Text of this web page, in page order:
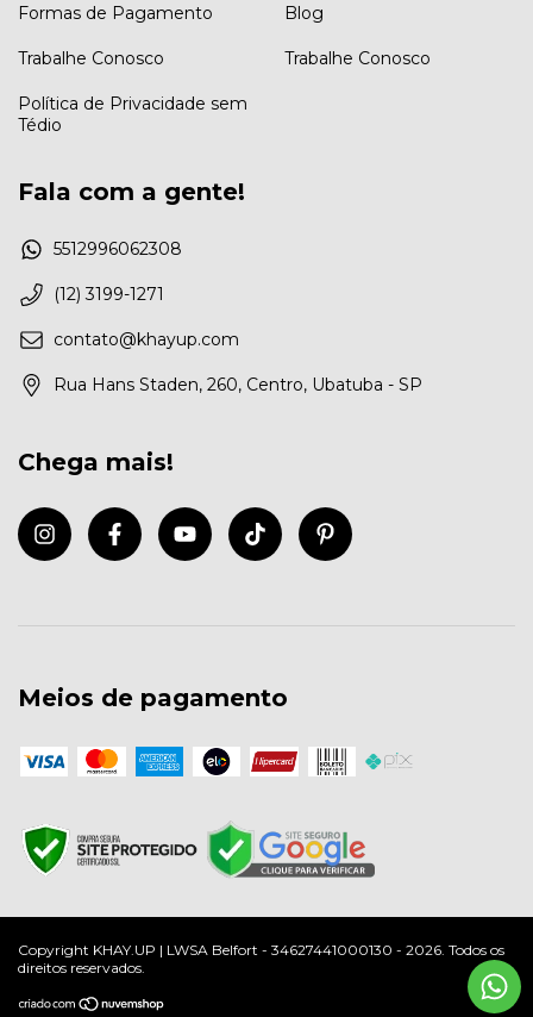
Formas de Pagamento
Trabalhe Conosco
Política de Privacidade sem
Tédio
Blog
Trabalhe Conosco
Fala com a gente!
5512996062308
(12) 3199-1271
contato@khayup.com
Rua Hans Staden, 260, Centro, Ubatuba - SP
Chega mais!
Meios de pagamento
Copyright KHAY.UP | LWSA Belfort - 34627441000130 - 2026. Todos os
direitos reservados.